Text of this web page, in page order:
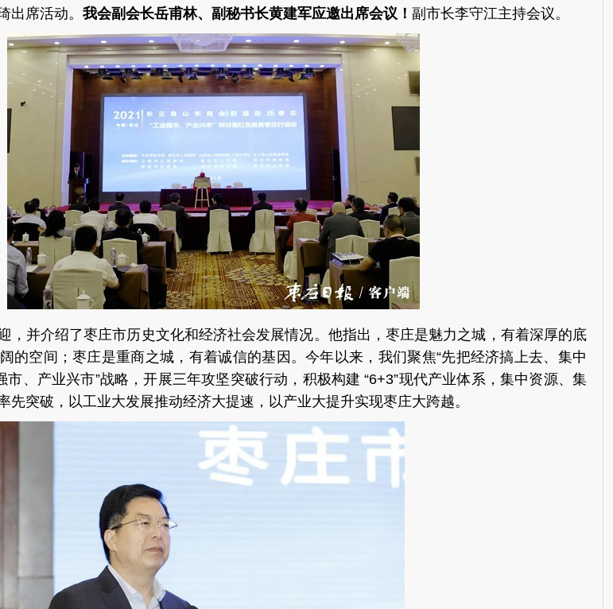
出席活动。 我会副会长岳甫林、副秘书长黄建军应邀出席会议！ 副市长李守江主持会议。
，并介绍了枣庄市历史文化和经济社会发展情况。他指出，枣庄是魅力之城，有着深厚的底
的空间；枣庄是重商之城，有着诚信的基因。今年以来，我们聚焦“先把经济搞上去、集中
市、产业兴市”战略，开展三年攻坚突破行动，积极构建 “6+3”现代产业体系，集中资源、集
先突破，以工业大发展推动经济大提速，以产业大提升实现枣庄大跨越。